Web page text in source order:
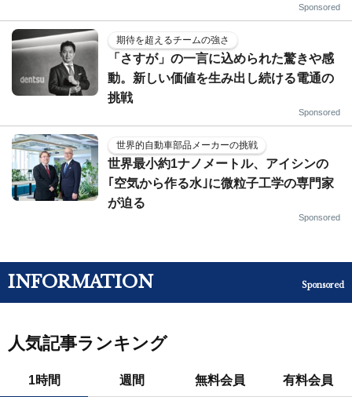
Sponsored
期待を超えるチームの強さ
「さすが」の一言に込められた驚きや感
動。新しい価値を生み出し続ける電通の
挑戦
Sponsored
世界的自動車部品メーカーの挑戦
世界最小約1ナノメートル、アイシンの
｢空気から作る水｣に微粒子工学の専門家
が迫る
Sponsored
INFORMATION Sponsored
人気記事ランキング
1時間 週間 無料会員 有料会員